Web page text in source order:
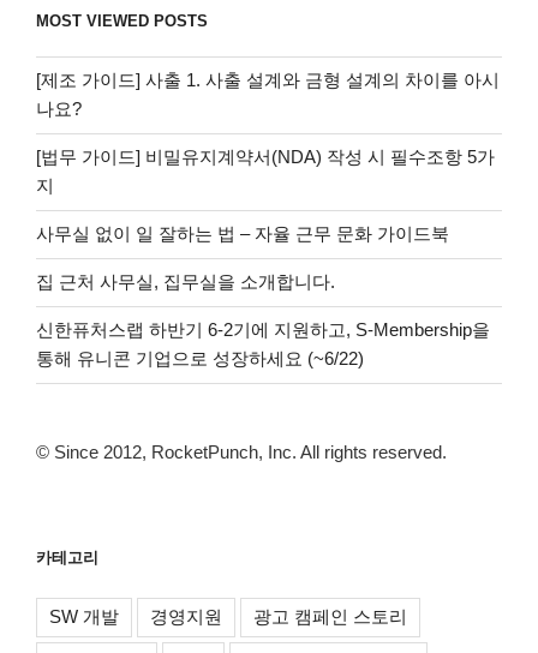
MOST VIEWED POSTS
[제조 가이드] 사출 1. 사출 설계와 금형 설계의 차이를 아시
나요?
[법무 가이드] 비밀유지계약서(NDA) 작성 시 필수조항 5가
지
사무실 없이 일 잘하는 법 – 자율 근무 문화 가이드북
집 근처 사무실, 집무실을 소개합니다.
신한퓨처스랩 하반기 6-2기에 지원하고, S-Membership을
통해 유니콘 기업으로 성장하세요 (~6/22)
© Since 2012, RocketPunch, Inc. All rights reserved.
카테고리
SW 개발 경영지원 광고 캠페인 스토리